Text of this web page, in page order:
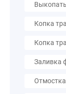
Копка
Копка
Заливка